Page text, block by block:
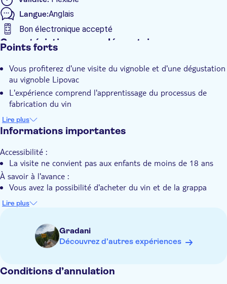
sélection de charcuterie : prosciutto, fromage monténégrin et
olives.Langue:Anglais
Bon électronique accepté
Caractéristiques supplémentaires
Entrée incluse
Visite guidée
Touche locale
Groupe réduit
Bon numérique
Accessible aux fauteuils roulants
Points forts
Vous profiterez d'une visite du vignoble et d'une dégustation
au vignoble Lipovac
L'expérience comprend l'apprentissage du processus de
fabrication du vin
La visite permet de découvrir des méthodes de vinification
uniques avec des qvevri géorgiens et des amphores
Lire plus
Informations importantes
Accessibilité :
La visite ne convient pas aux enfants de moins de 18 ans
À savoir à l'avance :
Vous avez la possibilité d'acheter du vin et de la grappa
directement à la cave.
Lire plus
Gradani
Découvrez d'autres expériences
Conditions d’annulation